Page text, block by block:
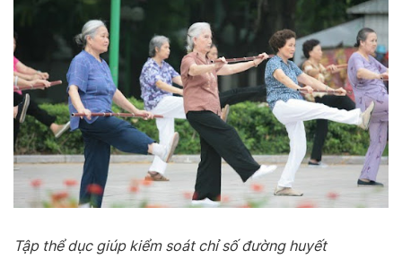
Tập thể dục giúp kiểm soát chỉ số đường huyết